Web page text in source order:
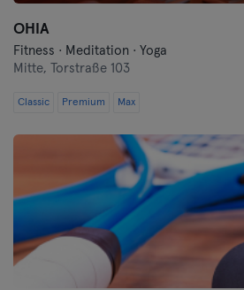
OHIA
Fitness · Meditation · Yoga
Mitte,
Torstraße 103
Classic Premium Max